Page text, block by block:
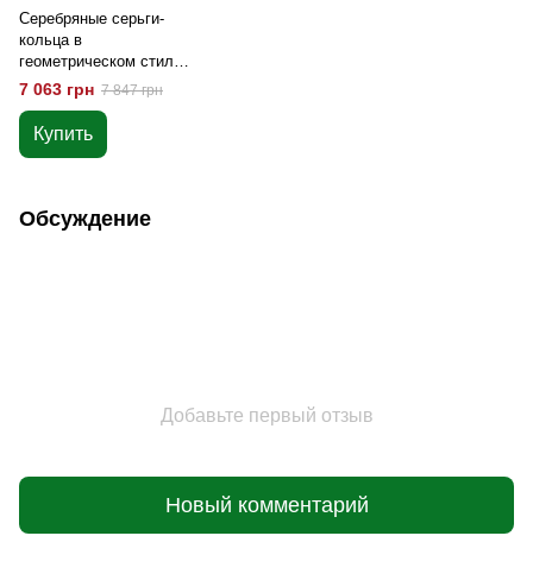
Серебряные серьги-
кольца в
геометрическом стиле
C121369
7 063 грн 7 847 грн
Купить
Обсуждение
Добавьте первый отзыв
Новый комментарий